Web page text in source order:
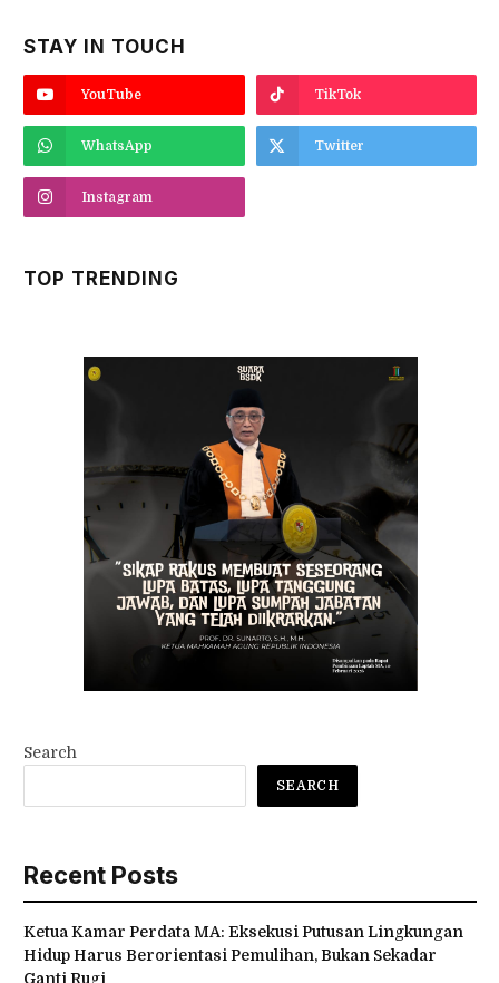
STAY IN TOUCH
YouTube TikTok
WhatsApp Twitter
Instagram
TOP TRENDING
Search
SEARCH
Recent Posts
Ketua Kamar Perdata MA: Eksekusi Putusan Lingkungan
Hidup Harus Berorientasi Pemulihan, Bukan Sekadar
Ganti Rugi